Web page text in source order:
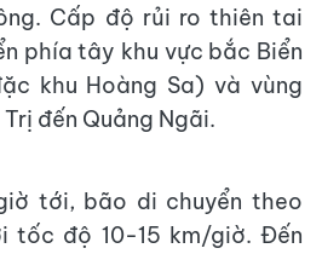
Cấp độ rủi ro thiên tai
phía tây khu vực bắc Biển
khu Hoàng Sa) và vùng
đến Quảng Ngãi.
tới, bão di chuyển theo
tốc độ 10-15 km/giờ. Đến